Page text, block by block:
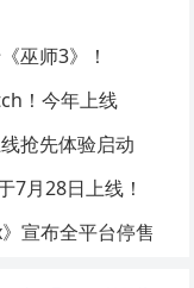
巫师3》！
！今年上线
抢先体验启动
7月28日上线！
宣布全平台停售